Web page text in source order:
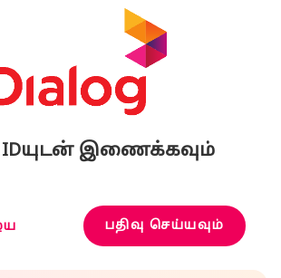
IDயுடன் இணைக்கவும்
பதிவு செய்யவும்